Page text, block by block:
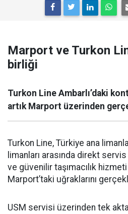
Marport ve Turkon
birliği
Turkon Line Ambarlı’daki
artık Marport üzerinden
Turkon Line, Türkiye ana
limanları arasında direkt
ve güvenilir taşımacılık
Marport’taki uğraklarını
USM servisi üzerinden tek